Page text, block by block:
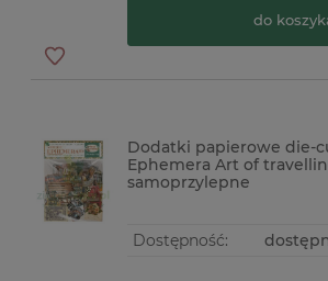
do
Dodatki papierowe die-
Ephemera Art of
samoprzylepne
Dostępność: